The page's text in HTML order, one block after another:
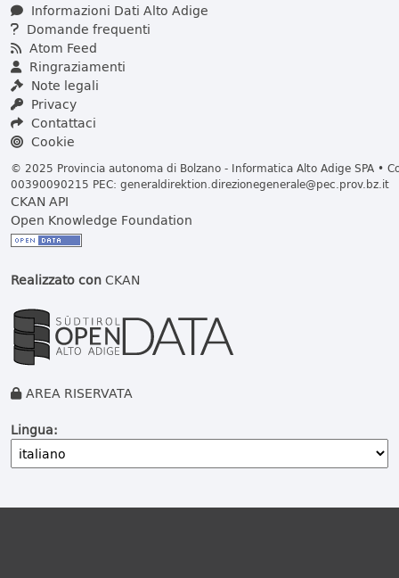
Informazioni Dati Alto Adige
Domande frequenti
Atom Feed
Ringraziamenti
Note legali
Privacy
Contattaci
Cookie
© 2025 Provincia autonoma di Bolzano - Informatica Alto Adige SPA •
00390090215 PEC: generaldirektion.direzionegenerale@pec.prov.bz.it
CKAN API
Open Knowledge Foundation
Realizzato conCKAN
AREA RISERVATA
Lingua